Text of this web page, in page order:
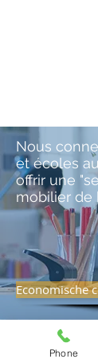
Nous
et écoles
offrir une
mobilier de
Economische
Phone